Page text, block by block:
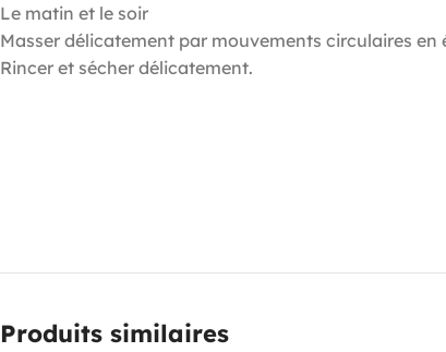
Le matin et le soir
Masser délicatement par mouvements circulaires en
Rincer et sécher délicatement.
Produits similaires